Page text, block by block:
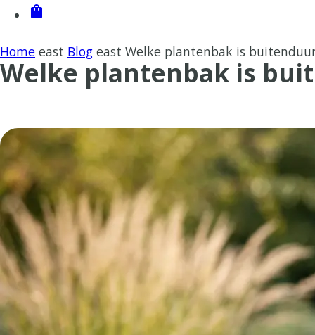
shopping_bag
Home east Blog east Welke plantenbak is
Welke plantenbak is